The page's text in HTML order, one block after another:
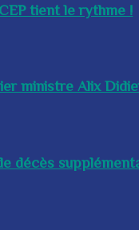
tient le rythme !
ministre Alix
décès